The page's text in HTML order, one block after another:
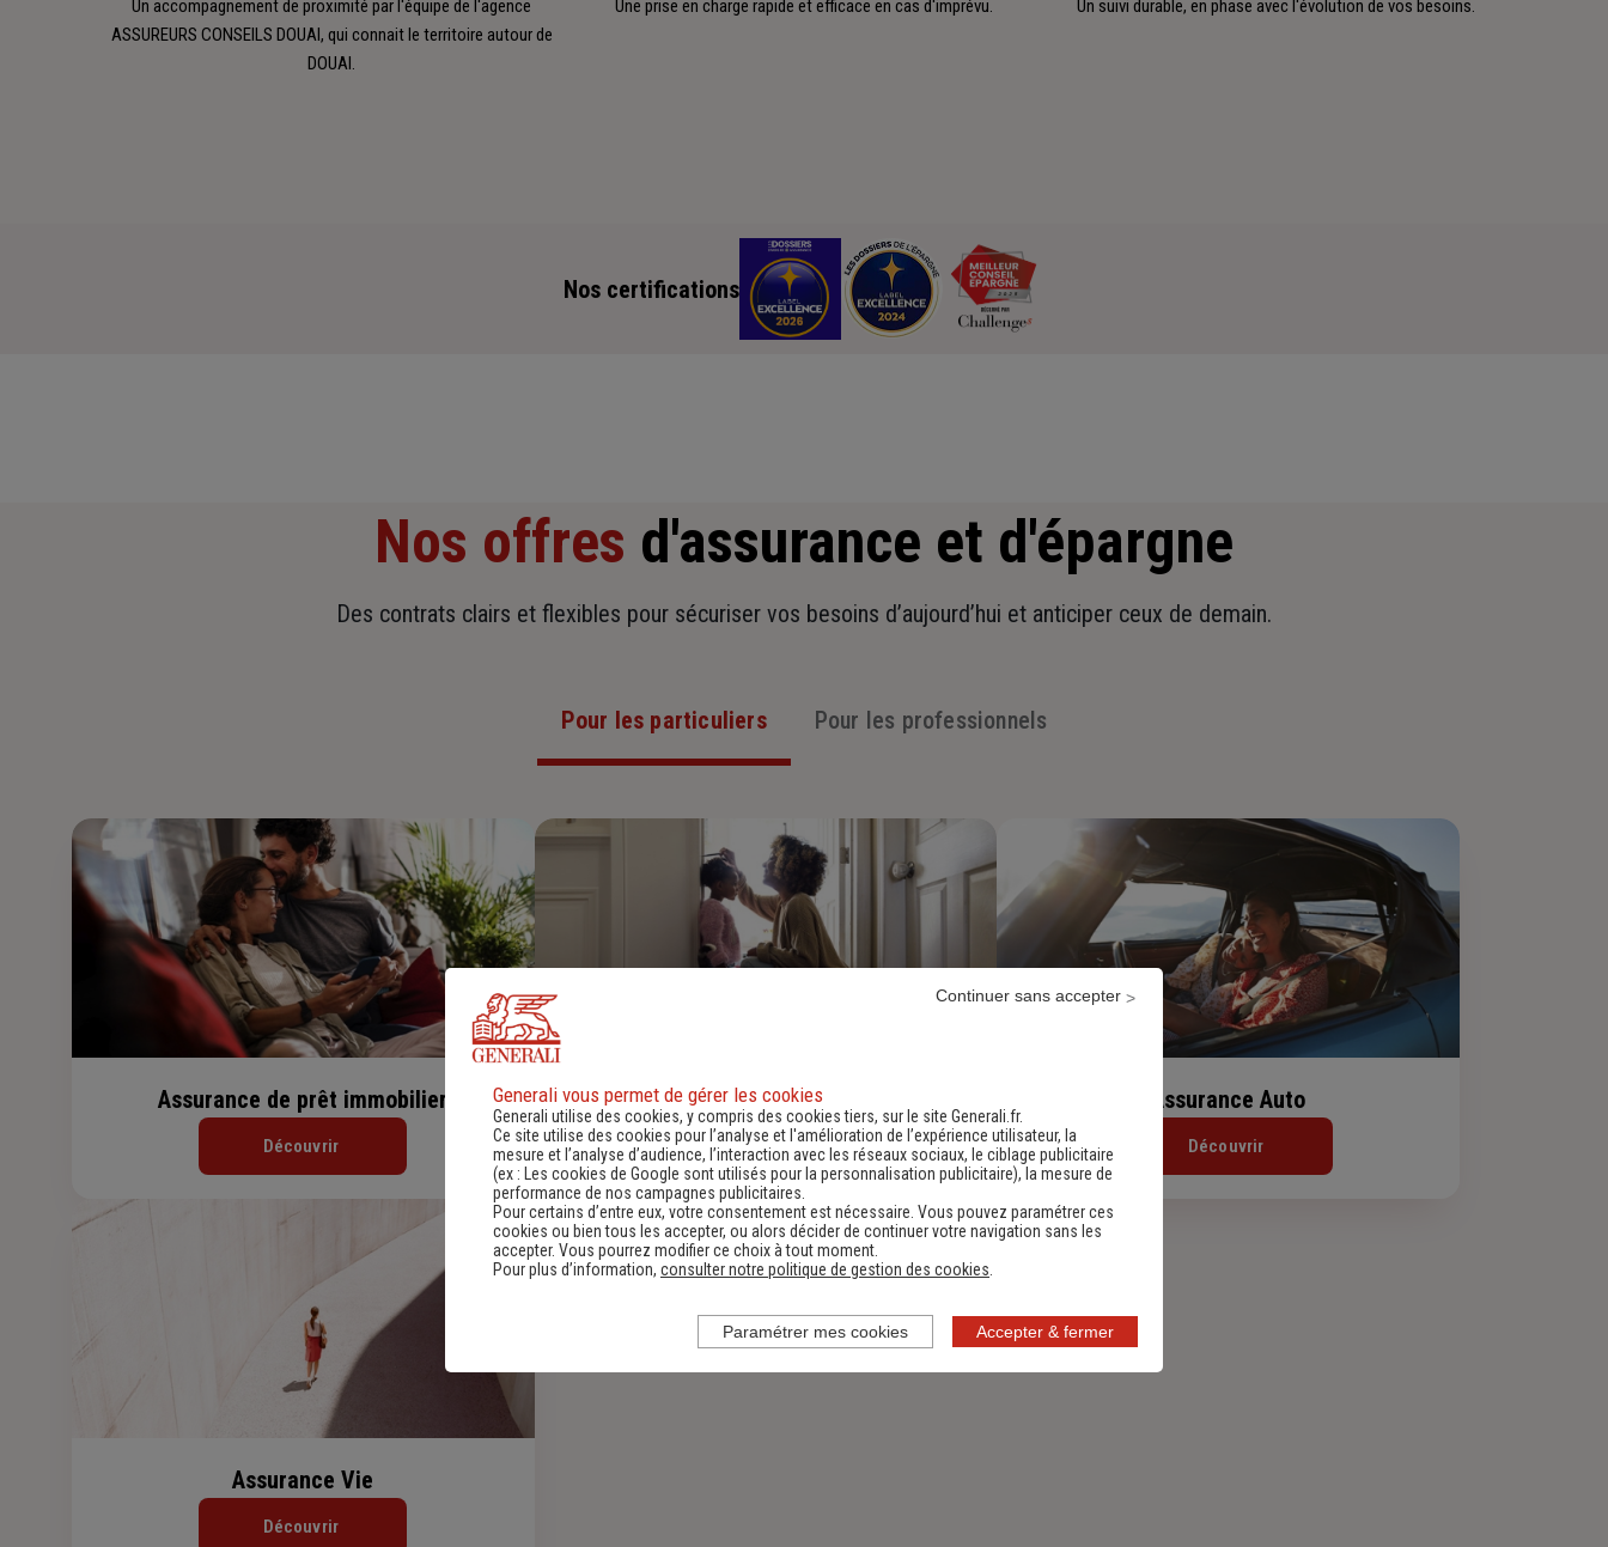
Un accompagnement de proximité par l'équipe de l'agence
ASSUREURS CONSEILS DOUAI, qui connait le territoire autour de
DOUAI.
Une prise en charge rapide et efficace en cas d'imprévu. Un suivi durable, en phase avec l'évolution de vos besoins.
Nos certifications
Nos offres d'assurance et d'épargne
Des contrats clairs et flexibles pour sécuriser vos besoins d’aujourd’hui et anticiper ceux de demain.
Pour les particuliers Pour les professionnels
Assurance de prêt immobilier
Découvrir
Assurance Habitation
Découvrir
Assurance Auto
Découvrir
Assurance Vie
Découvrir
Generali vous permet de gérer les cookies
Generali utilise des cookies, y compris des cookies tiers, sur le site Generali.fr.
Ce site utilise des cookies pour l’analyse et l'amélioration de l’expérience utilisateur, la
mesure et l’analyse d’audience, l’interaction avec les réseaux sociaux, le ciblage publicitaire
(ex :
Les cookies de Google sont utilisés pour la personnalisation publicitaire), la mesure de
performance de nos campagnes publicitaires.
Pour certains d’entre eux, votre consentement est nécessaire. Vous pouvez paramétrer ces
cookies ou bien tous les accepter, ou alors décider de continuer votre navigation sans les
accepter. Vous pourrez modifier ce choix à tout moment.
Pour plus d’information, consulter notre politique de gestion des cookies
Accepter & fermer
Continuer sans accepter
Paramétrer mes cookies